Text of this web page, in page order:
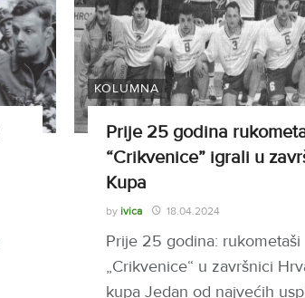
KOLUMNA
Prije 25 godina
“Crikvenice” igrali u
Kupa
by ivica 18.04.2024
Prije 25 godina: rukometaši
„Crikvenice“ u završnici
kupa Jedan od najvećih